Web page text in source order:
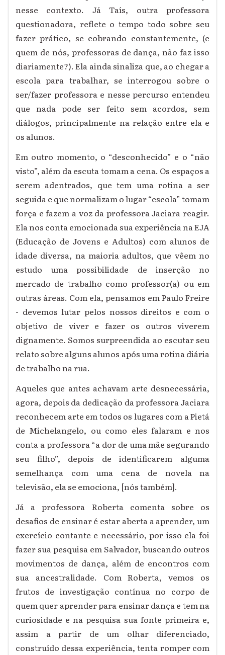
nesse contexto. Já Taís, outra professora
questionadora, reflete o tempo todo sobre seu
fazer prático, se cobrando constantemente, (e
quem de nós, professoras de dança, não faz isso
diariamente?). Ela ainda sinaliza que, ao chegar a
escola para trabalhar, se interrogou sobre o
ser/fazer professora e nesse percurso entendeu
que nada pode ser feito sem acordos, sem
diálogos, principalmente na relação entre ela e
os alunos.
Em outro momento, o “desconhecido” e o “não
visto”, além da escuta tomam a cena. Os espaços a
serem adentrados, que tem uma rotina a ser
seguida e que normalizam o lugar “escola” tomam
força e fazem a voz da professora Jaciara reagir.
Ela nos conta emocionada sua experiência na EJA
(Educação de Jovens e Adultos) com alunos de
idade diversa, na maioria adultos, que vêem no
estudo uma possibilidade de inserção no
mercado de trabalho como professor(a) ou em
outras áreas. Com ela, pensamos em Paulo Freire
- devemos lutar pelos nossos direitos e com o
objetivo de viver e fazer os outros viverem
dignamente.Somos surpreendida ao escutar seu
relato sobre alguns alunos após uma rotina diária
de trabalho na rua.
Aqueles que antes achavam arte desnecessária,
agora, depois da dedicação da professora Jaciara
reconhecem arte em todos os lugares com a Pietá
de Michelangelo, ou como eles falaram e nos
conta a professora “a dor de uma mãe segurando
seu filho”, depois de identificarem alguma
semelhança com uma cena de novela na
televisão, ela se emociona, [nós também].
Já a professora Roberta comenta sobre os
desafios de ensinar é estar aberta a aprender, um
exercício contante e necessário,por isso ela foi
fazer sua pesquisa em Salvador, buscando outros
movimentos de dança, além de encontros com
sua ancestralidade. Com Roberta, vemos os
frutos de investigação contínua no corpo de
quem quer aprender para ensinar dança e tem na
curiosidade e na pesquisa sua fonte primeira e,
assim a partir de um olhar diferenciado,
construído dessa experiência, tenta romper com